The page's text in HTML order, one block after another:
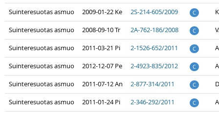
Suinteresuotas asmuo 2009-01-22 Ke 2S-214-605/2009 C
Suinteresuotas asmuo 2008-09-10 Tr 2A-762-186/2008 C
Suinteresuotas asmuo 2011-03-21 Pi 2-1526-652/2011 C
Suinteresuotas asmuo 2012-12-07 Pe 2-4923-835/2012 C
Suinteresuotas asmuo 2011-07-12 An 2-877-314/2011 C
Suinteresuotas asmuo 2011-01-24 Pi 2-346-292/2011 C